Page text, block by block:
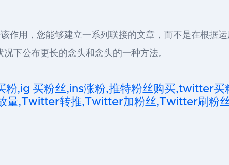
作用，您能够建立一系列联接的文章，而不是在根据
下公布更长的念头和念头的一种方法。
粉,ig 买粉丝,ins涨粉,推特粉丝购买,twitter
量,Twitter转推,Twitter加粉丝,Twitter刷粉